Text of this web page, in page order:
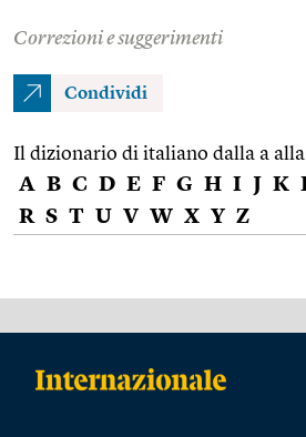
Correzioni e suggerimenti
Condividi
Il dizionario di italiano dalla a
A B C D E F G H I J K
R S T U V W X Y Z